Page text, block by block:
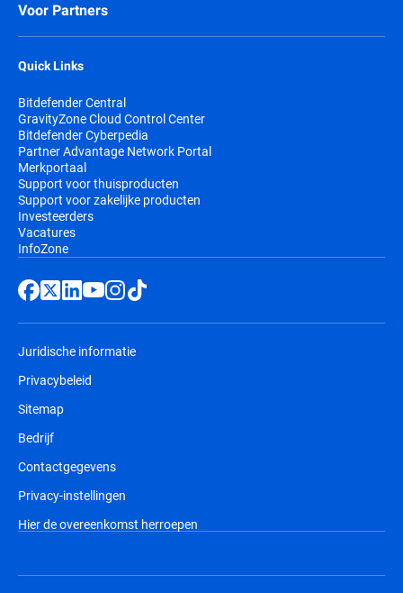
Voor Partners
Quick Links
Bitdefender Central
GravityZone Cloud Control Center
Bitdefender Cyberpedia
Partner Advantage Network Portal
Merkportaal
Support voor thuisproducten
Support voor zakelijke producten
Investeerders
Vacatures
InfoZone
Juridische informatie
Privacybeleid
Sitemap
Bedrijf
Contactgegevens
Privacy-instellingen
Hier de overeenkomst herroepen